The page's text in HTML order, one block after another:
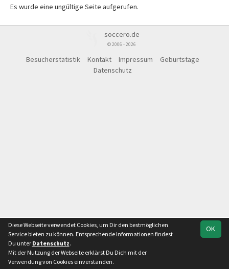
Team Verbandsliga
Es wurde eine ungültige Seite aufgerufen.
soccero.de
© 2006 - 2026
Besucherstatistik Kontakt Impressum
Geburtstage
Datenschutz
OK
Diese Webseite verwendet Cookies, um Dir den bestmöglichen
Service bieten zu können. Entsprechende Informationen findest
Du unter Datenschutz.
Mit der Nutzung der Webseite erklärst Du Dich mit der
Verwendung von Cookies einverstanden.